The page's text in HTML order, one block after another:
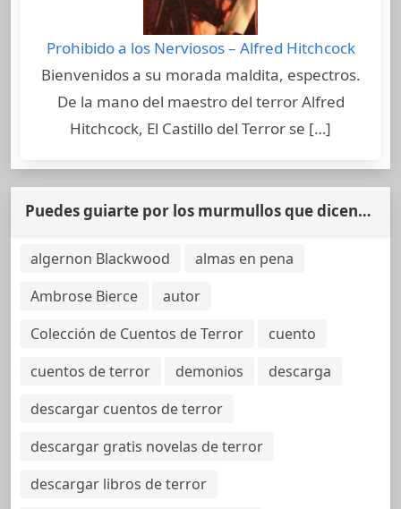
Prohibido a los Nerviosos – Alfred Hitchcock
Bienvenidos a su morada maldita, espectros.
De la mano del maestro del terror Alfred
Hitchcock, El Castillo del Terror se […]
Puedes guiarte por los murmullos que dicen…
algernon Blackwood
almas en pena
Ambrose Bierce
autor
Colección de Cuentos de Terror
cuento
cuentos de terror
demonios
descarga
descargar cuentos de terror
descargar gratis novelas de terror
descargar libros de terror